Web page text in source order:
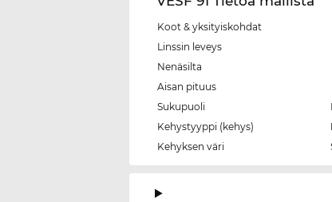
Koot & yksityiskohdat
Linssin leveys
Nenäsilta
Aisan pituus
Sukupuoli
Kehystyyppi (kehys)
Kehyksen väri